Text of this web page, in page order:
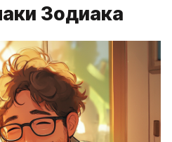
Зодиака